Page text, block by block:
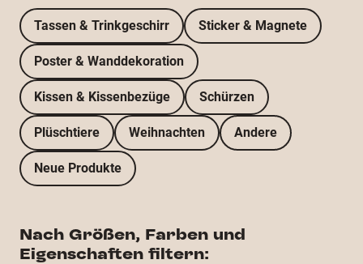
Tassen & Trinkgeschirr Sticker & Magnete
Poster & Wanddekoration
Kissen & Kissenbezüge Schürzen
Plüschtiere Weihnachten Andere
Neue Produkte
Nach Größen, Farben und
Eigenschaften filtern: